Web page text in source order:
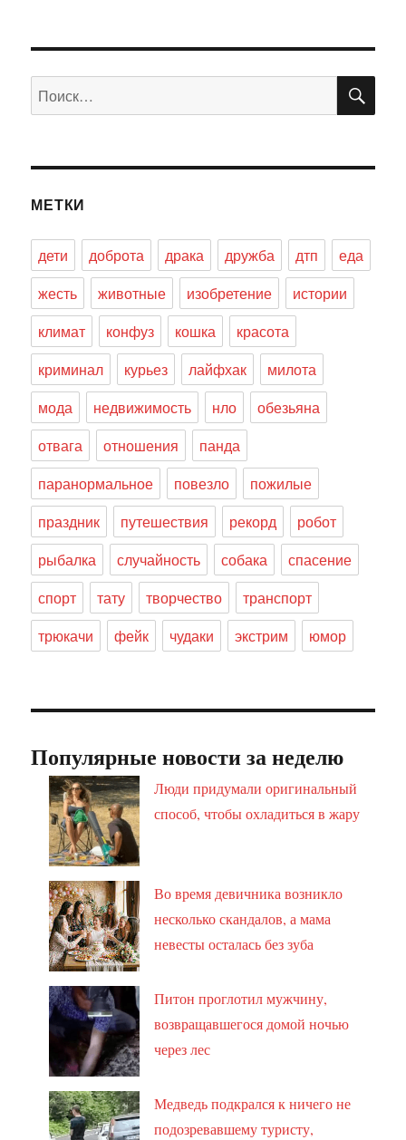
Искать:
МЕТКИ
дети доброта драка дружба дтп
еда
жесть
животные изобретение
истории
климат
конфуз кошка
красота
криминал
курьез лайфхак
милота
мода
недвижимость нло
обезьяна
отвага
отношения
панда
паранормальное
повезло
пожилые
праздник
путешествия рекорд
робот
рыбалка
случайность собака
спасение
спорт
тату творчество
транспорт
трюкачи
фейк чудаки экстрим юмор
Популярные новости за неделю
Люди придумали оригинальный
способ, чтобы охладиться в жару
Во время девичника возникло
несколько скандалов, а мама
невесты осталась без зуба
Питон проглотил мужчину,
возвращавшегося домой ночью
через лес
Медведь подкрался к ничего не
подозревавшему туристу,